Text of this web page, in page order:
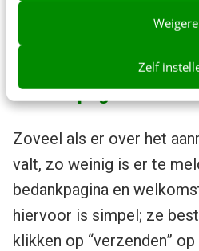
Zelf
inschrijving en niet om het
rekening of het aangaan
Bedankpagina en
Zoveel als er over het
valt, zo weinig is er te
bedankpagina en
hiervoor is simpel; ze
klikken op “verzenden”